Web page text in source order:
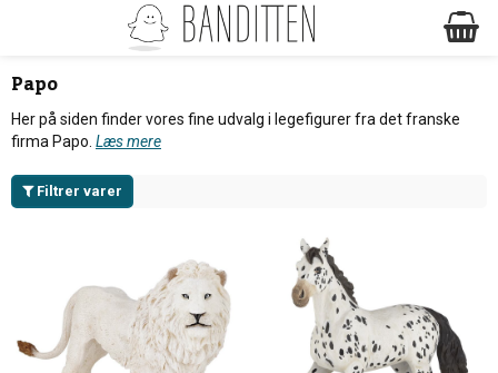
Papo
Her på siden finder vores fine udvalg i legefigurer fra det franske
firma Papo. Læs mere
Filtrer varer